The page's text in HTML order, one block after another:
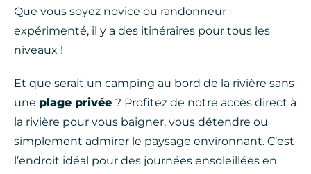
Que vous soyez novice ou randonneur
expérimenté, il y a des itinéraires pour tous les
niveaux !
Et que serait un camping au bord de la rivière sans
une plage privée ? Profitez de notre accès direct à
la rivière pour vous baigner, vous détendre ou
simplement admirer le paysage environnant. C’est
l’endroit idéal pour des journées ensoleillées en